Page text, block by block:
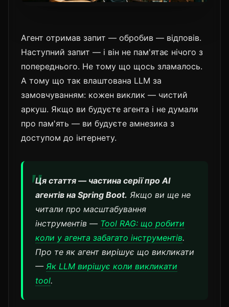
Агент отримав запит — обробив — відповів.
Наступний запит — і він не пам'ятає нічого з
попереднього. Не тому що щось зламалось.
А тому що так влаштована LLM за
замовчуванням: кожен виклик — чистий
аркуш. Якщо ви будуєте агента і не думали
про пам'ять — ви будуєте амнезика з
доступом до інтернету.
Ця стаття — частина серії про AI
агентів на Spring Boot. Якщо ви ще не
читали про масштабування
інструментів — Tool RAG: що робити
коли у агента забагато інструментів.
Про те як агент вирішує що викликати
— Як LLM вирішує коли викликати
tool.